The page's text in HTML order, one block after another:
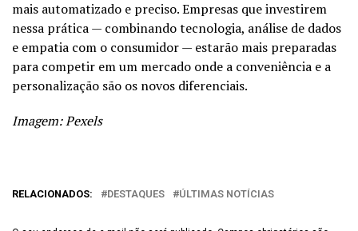
mais automatizado e preciso. Empresas que investirem
nessa prática — combinando tecnologia, análise de dados
e empatia com o consumidor — estarão mais preparadas
para competir em um mercado onde a conveniência e a
personalização são os novos diferenciais.
Imagem: Pexels
RELACIONADOS: DESTAQUES ÚLTIMAS NOTÍCIAS